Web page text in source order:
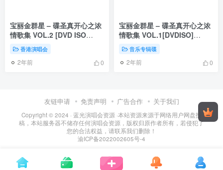
宝丽金群星 – 碟圣真开心之浓
情歌集 VOL.2 [DVD ISO
4.24G]
香港演唱会
2年前 0
宝丽金群星 – 碟圣真开心之浓
情歌集 VOL.1[DVDISO]
[4.27G]
音乐专辑碟
2年前 0
友链申请 免责声明 广告合作 关于我们
Copyright © 2024 · 蓝光演唱会资源 ·本站资源来源于网络用户网盘投
稿，本站服务器不储存任何演唱会资源，版权归原作者所有，若侵犯了
您的合法权益，请联系我们删除！
渝ICP备2022002605号-4